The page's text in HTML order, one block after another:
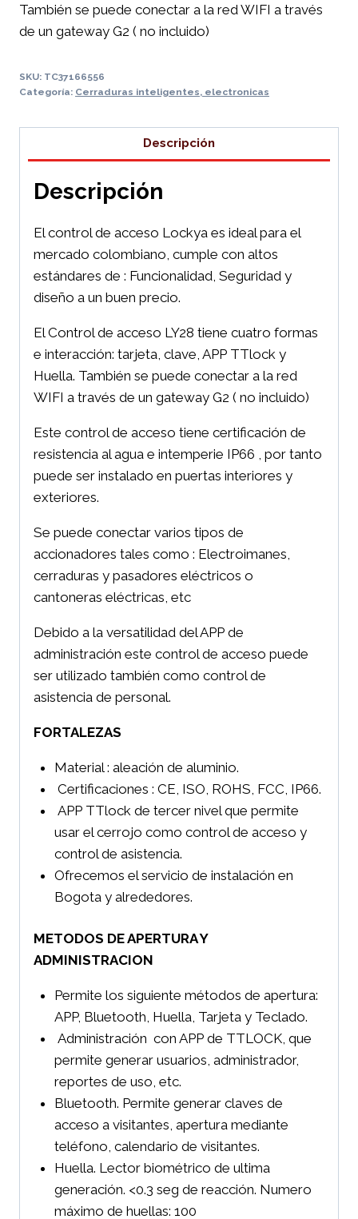
También se puede conectar a la red WIFI a través
de un gateway G2 ( no incluido)
SKU: TC37166556
Categoría: Cerraduras inteligentes, electronicas
Descripción
Descripción
El control de acceso Lockya es ideal para el
mercado colombiano, cumple con altos
estándares de : Funcionalidad, Seguridad y
diseño a un buen precio.
El Control de acceso LY28 tiene cuatro formas
e interacción: tarjeta, clave, APP TTlock y
Huella. También se puede conectar a la red
WIFI a través de un gateway G2 ( no incluido)
Este control de acceso tiene certificación de
resistencia al agua e intemperie IP66 , por tanto
puede ser instalado en puertas interiores y
exteriores.
Se puede conectar varios tipos de
accionadores tales como : Electroimanes,
cerraduras y pasadores eléctricos o
cantoneras eléctricas, etc
Debido a la versatilidad del APP de
administración este control de acceso puede
ser utilizado también como control de
asistencia de personal.
FORTALEZAS
Material : aleación de aluminio.
Certificaciones : CE, ISO, ROHS, FCC, IP66.
APP TTlock de tercer nivel que permite
usar el cerrojo como control de acceso y
control de asistencia.
Ofrecemos el servicio de instalación en
Bogota y alrededores.
METODOS DE APERTURA Y
ADMINISTRACION
Permite los siguiente métodos de apertura:
APP, Bluetooth, Huella, Tarjeta y Teclado.
Administración con APP de TTLOCK, que
permite generar usuarios, administrador,
reportes de uso, etc.
Bluetooth. Permite generar claves de
acceso a visitantes, apertura mediante
teléfono, calendario de visitantes.
Huella. Lector biométrico de ultima
generación. <0.3 seg de reacción. Numero
máximo de huellas: 100